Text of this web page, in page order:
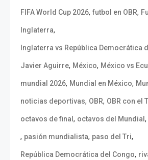
FIFA World Cup 2026, futbol en OBR,
Inglaterra,
Inglaterra vs República Democrática
Javier Aguirre, México, México vs
mundial 2026, Mundial en México,
noticias deportivas, OBR, OBR con el
octavos de final , octavos del Mundial ,
, pasión mundialista, paso del Tri,
República Democrática del Congo,